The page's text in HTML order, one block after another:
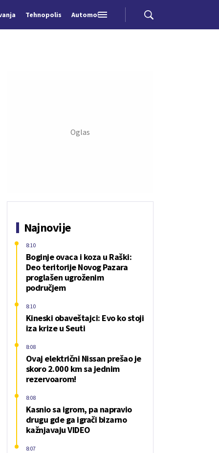
Tehnopolis Automobili
Najnovije
Boginje ovaca i koza u Raški:
Deo teritorije Novog Pazara
proglašen ugroženim
područjem
8:10
Kineski obaveštajci: Evo ko stoji
iza krize u Seuti
8:10
Ovaj električni Nissan prešao je
skoro 2.000 km sa jednim
rezervoarom!
8:08
Kasnio sa igrom, pa napravio
drugu gde ga igrači bizarno
kažnjavaju VIDEO
8:08
8:07